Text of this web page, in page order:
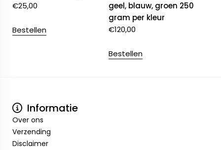
€25,00
Bestellen
geel, blauw, groen 250
gram per kleur
€120,00
Bestellen
Informatie
Over ons
Verzending
Disclaimer